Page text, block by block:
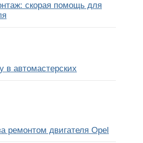
скорая помощь для
в автомастерских
ремонтом двигателя Opel